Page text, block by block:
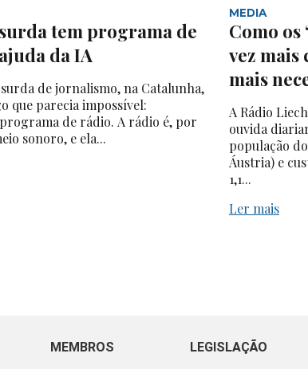
tem programa de
da IA
de jornalismo, na Catalunha,
que parecia impossível:
de rádio. A rádio é, por
sonoro, e ela...
MEDIA
Como os
vez mais
mais
A Rádio
ouvida
população
Áustria) e
1,1...
Ler mais
MEMBROS LEGISLAÇÃO